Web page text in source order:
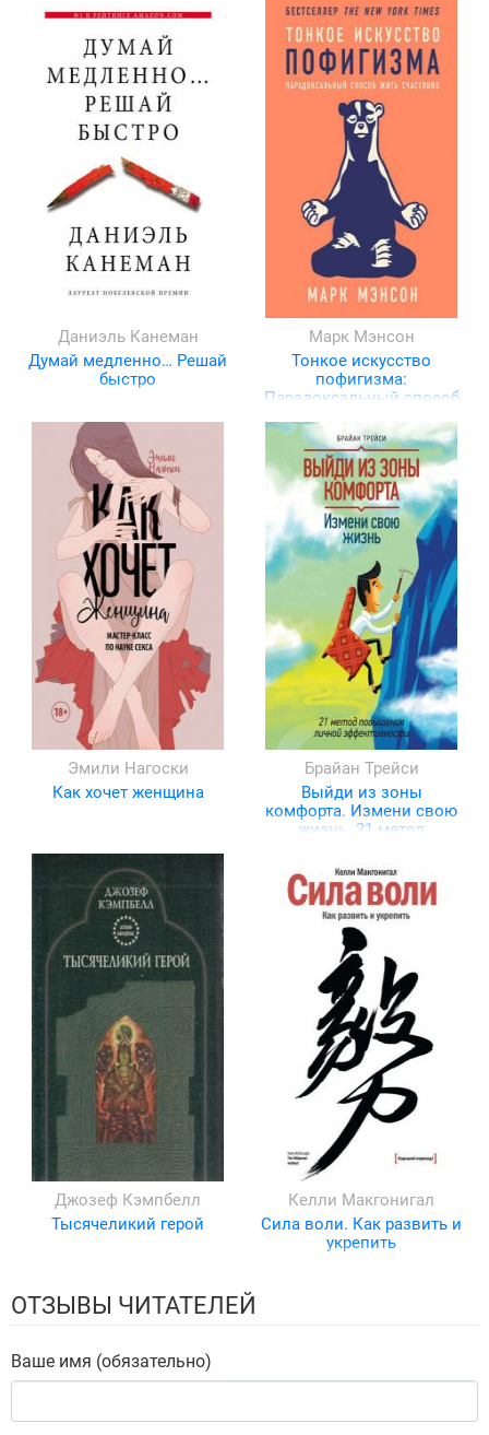
Даниэль Канеман
Думай медленно… Решай
быстро
Марк Мэнсон
Тонкое искусство
пофигизма:
Парадоксальный способ
Эмили Нагоски
Как хочет женщина
Брайан Трейси
Выйди из зоны
комфорта. Измени свою
жизнь. 21 метод
эффективности
Джозеф Кэмпбелл
Тысячеликий герой
Келли Макгонигал
Сила воли. Как развить и
укрепить
ОТЗЫВЫ ЧИТАТЕЛЕЙ
Ваше имя (обязательно)